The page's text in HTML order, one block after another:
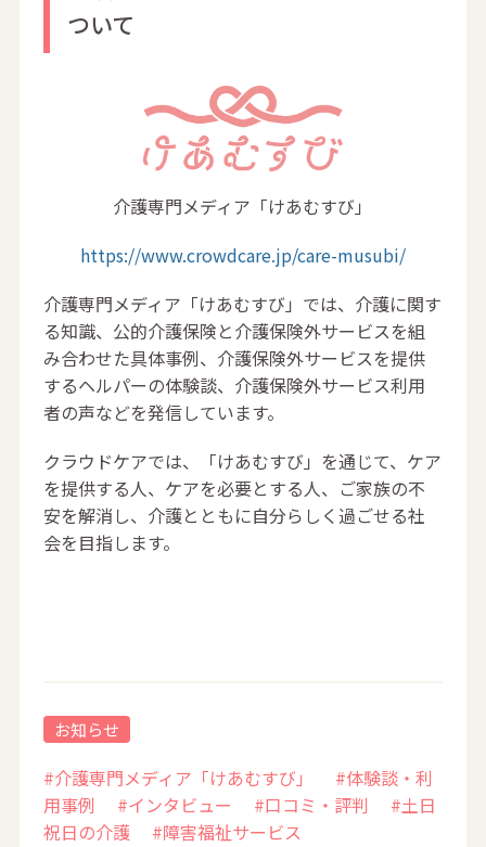
ついて
介護専門メディア「けあむすび」
https://www.crowdcare.jp/care-musubi/
介護専門メディア「けあむすび」では、介護に関す
る知識、公的介護保険と介護保険外サービスを組
み合わせた具体事例、介護保険外サービスを提供
するヘルパーの体験談、介護保険外サービス利用
者の声などを発信しています。
クラウドケアでは、「けあむすび」を通じて、ケア
を提供する人、ケアを必要とする人、ご家族の不
安を解消し、介護とともに自分らしく過ごせる社
会を目指します。
お知らせ
#介護専門メディア「けあむすび」
#体験談・利
用事例
#インタビュー #口コミ・評判
#土日
祝日の介護
#障害福祉サービス